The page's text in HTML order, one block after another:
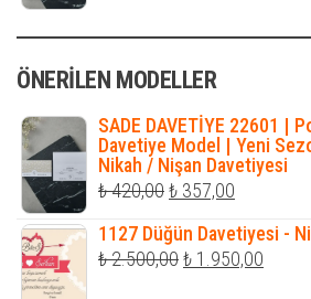
ÖNERILEN MODELLER
SADE DAVETİYE 22601 |
Davetiye Model | Yeni
Nikah / Nişan Davetiyesi
₺420,00Orijinal
fiyat:
₺ 420,00.
₺ 357,00
fiyat:
1127 Düğün Davetiyesi -
₺2.500,00Orijinal
₺ 1.950,00